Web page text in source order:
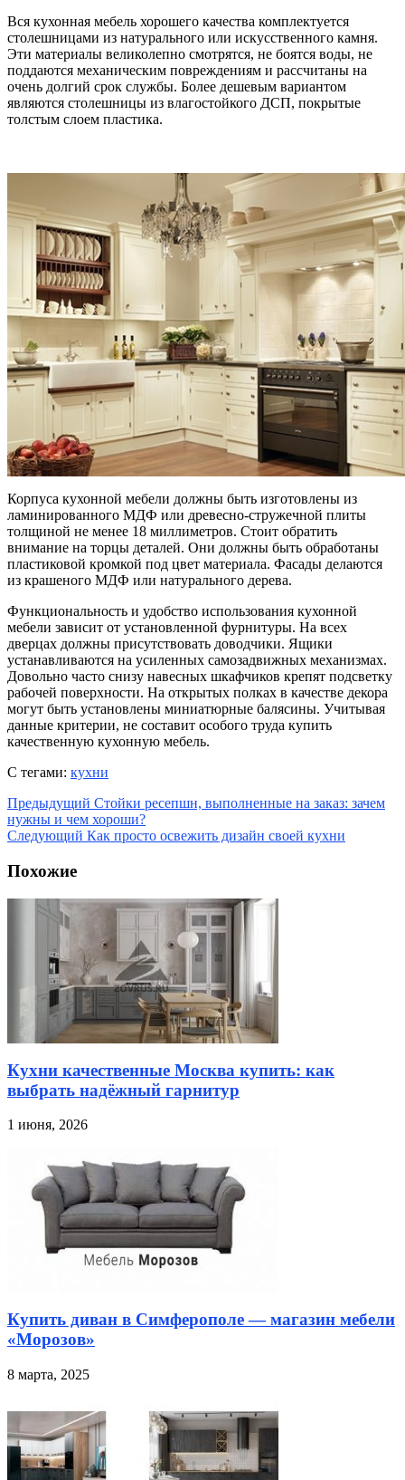
Вся кухонная мебель хорошего качества комплектуется
столешницами из натурального или искусственного камня.
Эти материалы великолепно смотрятся, не боятся воды, не
поддаются механическим повреждениям и рассчитаны на
очень долгий срок службы. Более дешевым вариантом
являются столешницы из влагостойкого ДСП, покрытые
толстым слоем пластика.
Корпуса кухонной мебели должны быть изготовлены из
ламинированного МДФ или древесно-стружечной плиты
толщиной не менее 18 миллиметров. Стоит обратить
внимание на торцы деталей. Они должны быть обработаны
пластиковой кромкой под цвет материала. Фасады делаются
из крашеного МДФ или натурального дерева.
Функциональность и удобство использования кухонной
мебели зависит от установленной фурнитуры. На всех
дверцах должны присутствовать доводчики. Ящики
устанавливаются на усиленных самозадвижных механизмах.
Довольно часто снизу навесных шкафчиков крепят подсветку
рабочей поверхности. На открытых полках в качестве декора
могут быть установлены миниатюрные балясины. Учитывая
данные критерии, не составит особого труда купить
качественную кухонную мебель.
С тегами: кухни
Предыдущий Стойки ресепшн, выполненные на заказ: зачем
нужны и чем хороши?
Следующий Как просто освежить дизайн своей кухни
Похожие
Кухни качественные Москва купить: как
выбрать надёжный гарнитур
1 июня, 2026
Купить диван в Симферополе — магазин мебели
«Морозов»
8 марта, 2025